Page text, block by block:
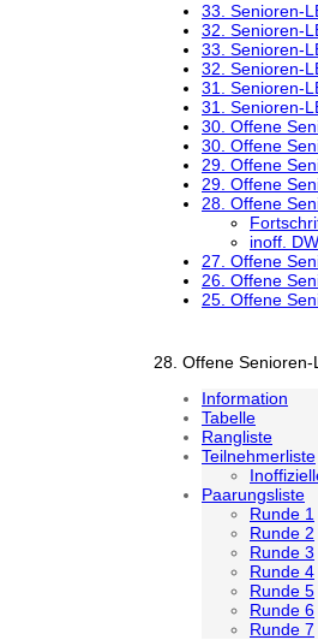
33. Senioren-
32. Senioren-
33. Senioren-
32. Senioren-
31. Senioren-
31. Senioren-
30. Offene
30. Offene
29. Offene
29. Offene
28. Offene
inoff.
27. Offene
26. Offene
25. Offene
28. Offene
Information
Tabelle
Rangliste
Teilnehmerliste
Paarungsliste
Runde 1
Runde 2
Runde 3
Runde 4
Runde 5
Runde 6
Runde 7